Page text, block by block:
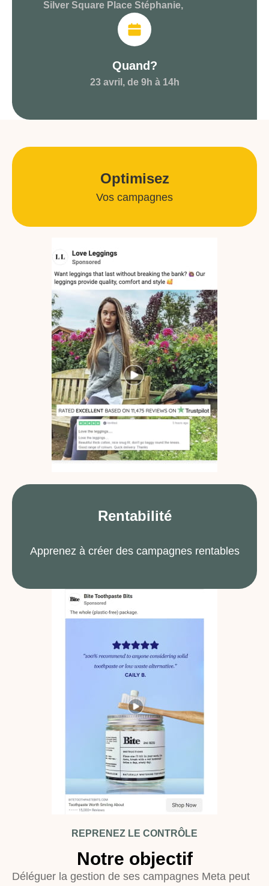
Silver Square Place Stéphanie,
Quand?
23 avril, de 9h à 14h
Optimisez
Vos campagnes
Rentabilité
Apprenez à créer des campagnes rentables
REPRENEZ LE CONTRÔLE
Notre objectif
Déléguer la gestion de ses campagnes Meta peut